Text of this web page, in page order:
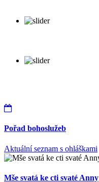
Pořad bohoslužeb
Aktuální seznam s ohláškami
Mše svatá ke cti svaté Anny